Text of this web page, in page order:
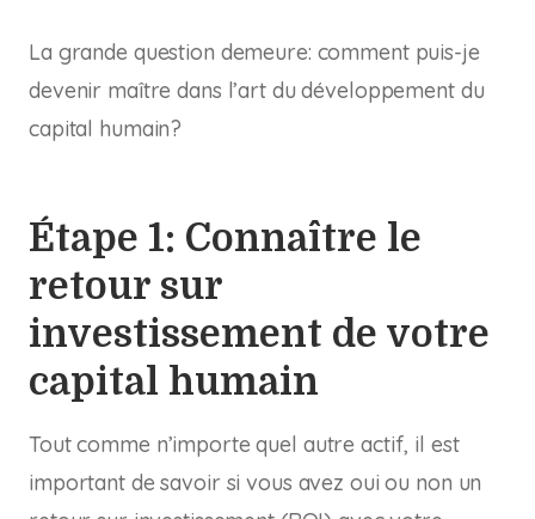
La grande question demeure: comment puis-je
devenir maître dans l’art du développement du
capital humain?
Étape 1: Connaître le
retour sur
investissement de votre
capital humain
Tout comme n’importe quel autre actif, il est
important de savoir si vous avez oui ou non un